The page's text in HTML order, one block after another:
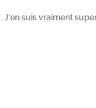
. J'en suis vraiment